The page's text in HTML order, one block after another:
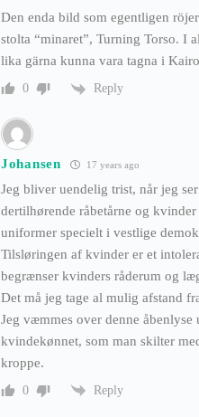
Den enda bild som egentligen
stolta “minaret”, Turning Torso. I
lika gärna kunna vara tagna i
0 Reply
Johansen 17 years ago
Jeg bliver uendelig trist, når jeg
dertilhørende råbetårne og
uniformer specielt i vestlige
Tilsløringen af kvinder er et
begrænser kvinders råderum og
Det må jeg tage al mulig afstand
Jeg væmmes over denne åbenlyse
kvindekønnet, som man skilter
kroppe.
0 Reply